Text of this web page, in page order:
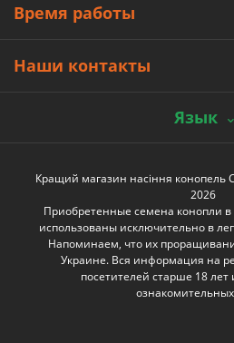
Время работы
Наши контакты
Язык
Кращий магазин насіння конопель
2026
Приобретенные семена конопли
использованы исключительно в
Напоминаем, что их
Украине. Вся информация на
посетителей старше 18